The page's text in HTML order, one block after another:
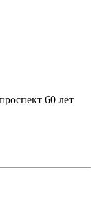
60 лет